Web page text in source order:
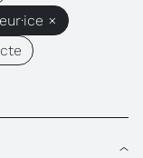
×